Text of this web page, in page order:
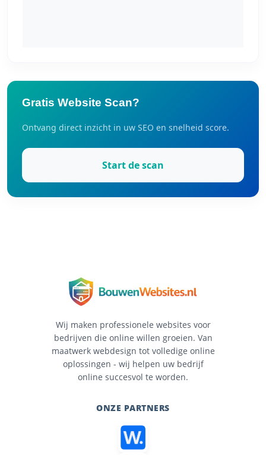
Gratis Website Scan?
Ontvang direct inzicht in uw SEO en snelheid score.
Start de scan
Wij maken professionele websites voor
bedrijven die online willen groeien. Van
maatwerk webdesign tot volledige online
oplossingen - wij helpen uw bedrijf
online succesvol te worden.
ONZE PARTNERS